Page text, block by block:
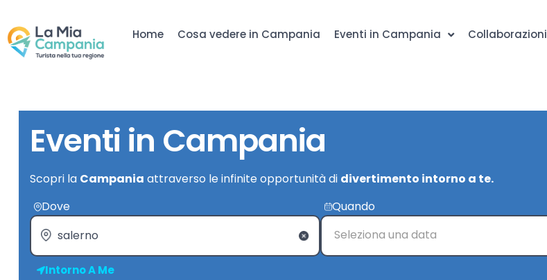
Home Cosa vedere in Campania Eventi in Campania Collaborazioni
Eventi in Campania
Scopri la Campania attraverso le infinite opportunità di divertimento intorno a te.
Dove
Intorno A Me
Quando
Seleziona una data